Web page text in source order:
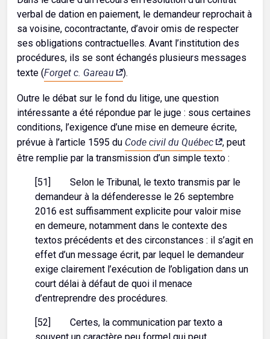
verbal de dation en paiement, le demandeur reprochait à
sa voisine, cocontractante, d’avoir omis de respecter
ses obligations contractuelles. Avant l’institution des
procédures, ils se sont échangés plusieurs messages
texte (Forget c. Gareau ).
Outre le débat sur le fond du litige, une question
intéressante a été répondue par le juge : sous certaines
conditions, l’exigence d’une mise en demeure écrite,
prévue à l’article 1595 du Code civil du Québec
, peut
être remplie par la transmission d’un simple texto :
[51] Selon le Tribunal, le texto transmis par le
demandeur à la défenderesse le 26 septembre
2016 est suffisamment explicite pour valoir mise
en demeure, notamment dans le contexte des
textos précédents et des circonstances : il s’agit en
effet d’un message écrit, par lequel le demandeur
exige clairement l’exécution de l’obligation dans un
court délai à défaut de quoi il menace
d’entreprendre des procédures.
[52] Certes, la communication par texto a
souvent un caractère peu formel qui peut